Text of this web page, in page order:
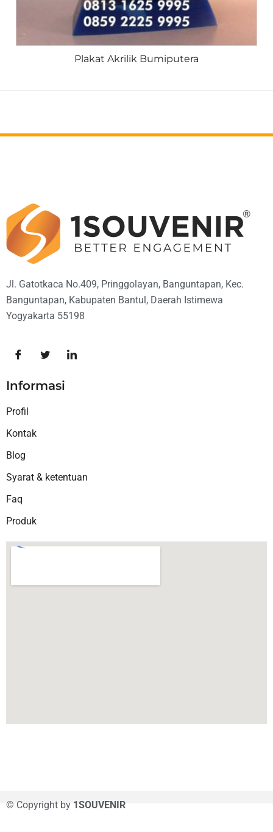
Plakat Akrilik Bumiputera
Jl. Gatotkaca No.409, Pringgolayan, Banguntapan, Kec.
Banguntapan, Kabupaten Bantul, Daerah Istimewa
Yogyakarta 55198
Informasi
Profil
Kontak
Blog
Syarat & ketentuan
Faq
Produk
© Copyright by 1SOUVENIR